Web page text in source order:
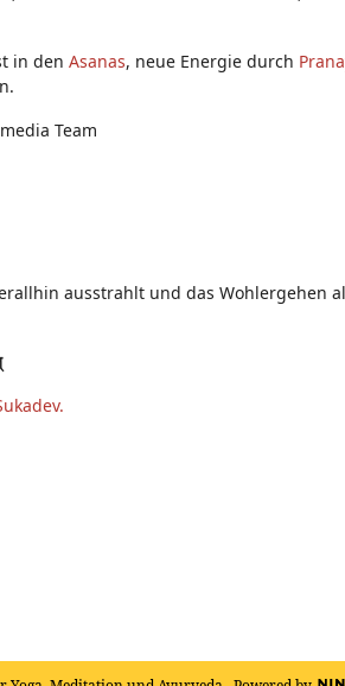
in den Asanas, neue Energie durch
Team
ausstrahlt und das